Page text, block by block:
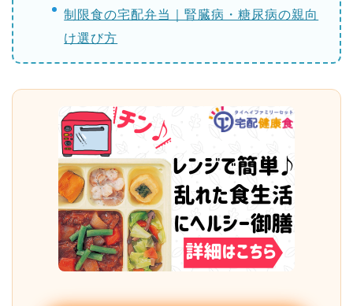
制限食の宅配弁当｜腎臓病・糖尿病の親向
け選び方